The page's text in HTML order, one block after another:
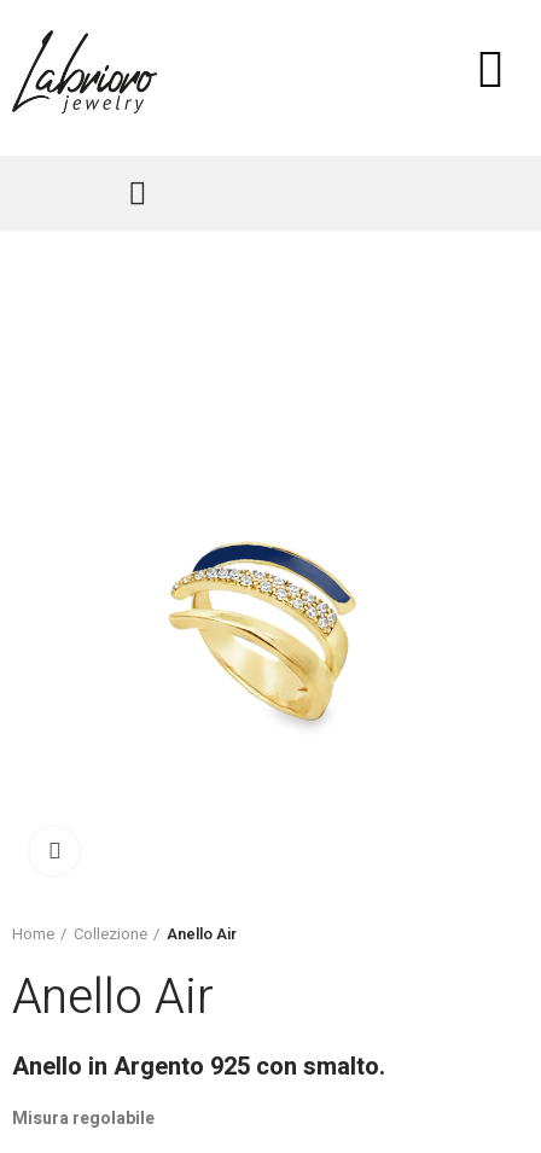
Home Collezione Anello Air
Anello Air
Anello in Argento 925 con smalto.
Misura regolabile